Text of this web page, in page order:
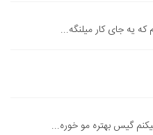
یه جای کار میلنگه...
گیس بهتره مو خوره...